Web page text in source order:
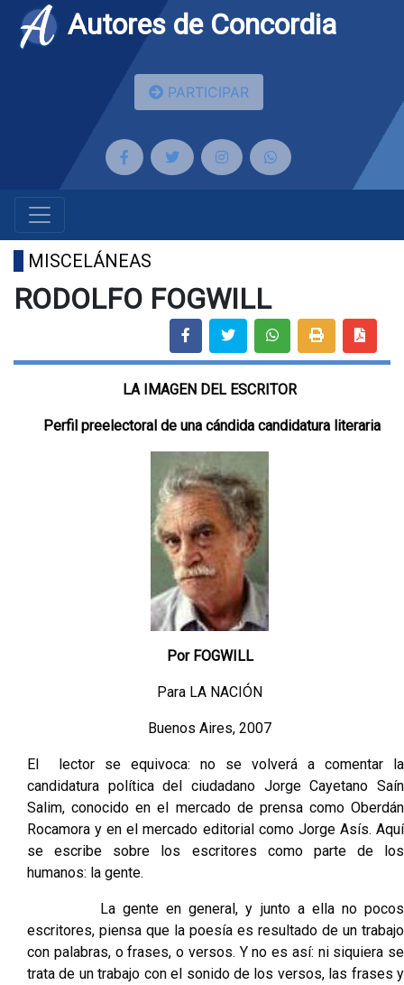
Autores de Concordia
PARTICIPAR
MISCELÁNEAS
RODOLFO FOGWILL
LA IMAGEN DEL ESCRITOR
Perfil preelectoral de una cándida candidatura literaria
Por FOGWILL
Para LA NACIÓN
Buenos Aires, 2007
El lector se equivoca: no se volverá a comentar la
candidatura política del ciudadano Jorge Cayetano Saín
Salim, conocido en el mercado de prensa como Oberdán
Rocamora y en el mercado editorial como Jorge Asís. Aquí
se escribe sobre los escritores como parte de los
humanos: la gente.
La gente en general, y junto a ella no pocos
escritores, piensa que la poesía es resultado de un trabajo
con palabras, o frases, o versos. Y no es así: ni siquiera se
trata de un trabajo con el sonido de los versos, las frases y